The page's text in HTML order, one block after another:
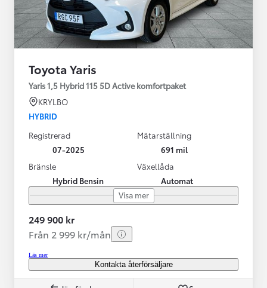
Toyota Yaris
Yaris 1,5 Hybrid 115 5D Active komfortpaket
KRYLBO
HYBRID
Registrerad
07-2025
Mätarställning
691 mil
Bränsle
Hybrid Bensin
Växellåda
Automat
Visa mer
249 900 kr
Från 2 999 kr/mån
Läs mer
Kontakta återförsäljare